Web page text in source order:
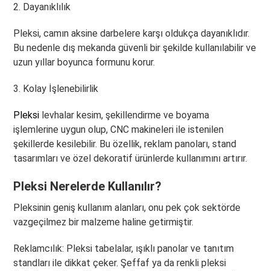
2. Dayanıklılık
Pleksi, camın aksine darbelere karşı oldukça dayanıklıdır.
Bu nedenle dış mekanda güvenli bir şekilde kullanılabilir ve
uzun yıllar boyunca formunu korur.
3. Kolay İşlenebilirlik
Pleksi levhalar kesim, şekillendirme ve boyama
işlemlerine uygun olup, CNC makineleri ile istenilen
şekillerde kesilebilir. Bu özellik, reklam panoları, stand
tasarımları ve özel dekoratif ürünlerde kullanımını artırır.
Pleksi Nerelerde Kullanılır?
Pleksinin geniş kullanım alanları, onu pek çok sektörde
vazgeçilmez bir malzeme haline getirmiştir.
Reklamcılık: Pleksi tabelalar, ışıklı panolar ve tanıtım
standları ile dikkat çeker. Şeffaf ya da renkli pleksi